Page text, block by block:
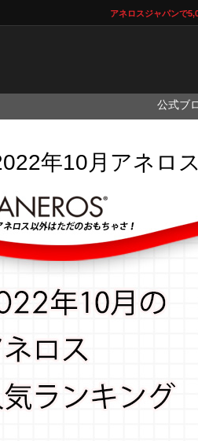
アネロスジャパンで
公式ブ
年10月アネロ